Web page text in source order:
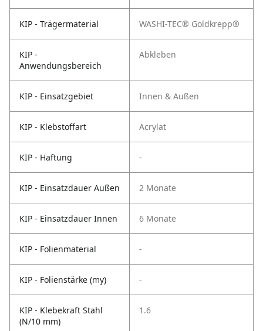
KIP - Trägermaterial WASHI-TEC® Goldkrepp®
KIP -
Anwendungsbereich
Abkleben
KIP - Einsatzgebiet Innen & Außen
KIP - Klebstoffart Acrylat
KIP - Haftung -
KIP - Einsatzdauer Außen 2 Monate
KIP - Einsatzdauer Innen 6 Monate
KIP - Folienmaterial -
KIP - Folienstärke (my) -
KIP - Klebekraft Stahl
(N/10 mm)
1.6